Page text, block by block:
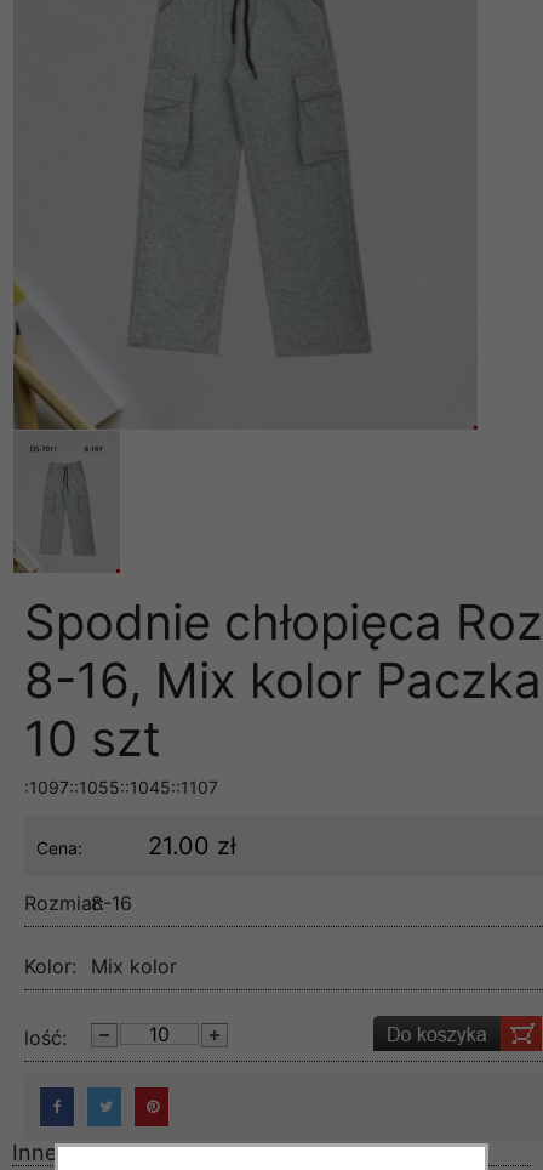
Spodnie chłopięca Roz
8-16, Mix kolor Paczka
10 szt
:1097::1055::1045::1107
Cena: 21.00 zł
Rozmiar:8-16
Kolor: Mix kolor
lość:
Inne produkty